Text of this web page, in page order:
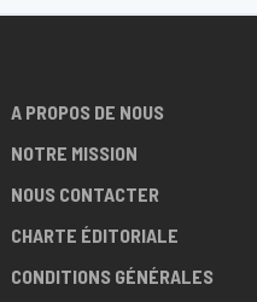
A PROPOS DE NOUS
NOTRE MISSION
NOUS CONTACTER
CHARTE ÉDITORIALE
CONDITIONS GÉNÉRALES